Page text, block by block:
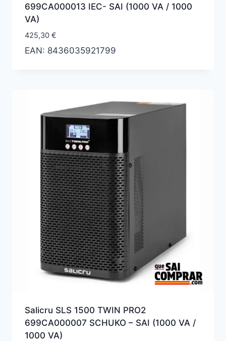
699CA000013 IEC- SAI (1000 VA / 1000
VA)
425,30 €
EAN: 8436035921799
Salicru SLS 1500 TWIN PRO2
699CA000007 SCHUKO – SAI (1000 VA /
1000 VA)